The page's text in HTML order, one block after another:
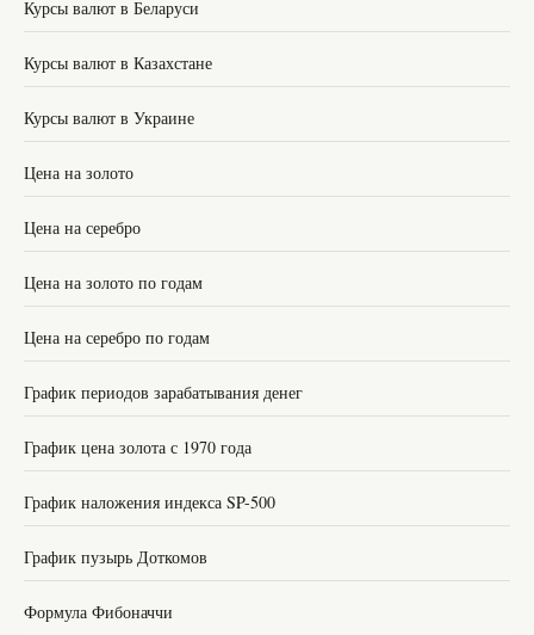
Курсы валют в Беларуси
Курсы валют в Казахстане
Курсы валют в Украине
Цена на золото
Цена на серебро
Цена на золото по годам
Цена на серебро по годам
График периодов зарабатывания денег
График цена золота с 1970 года
График наложения индекса SP-500
График пузырь Доткомов
Формула Фибоначчи